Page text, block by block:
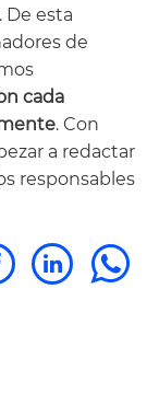
. De esta
de
cada
. Con
a redactar
responsables